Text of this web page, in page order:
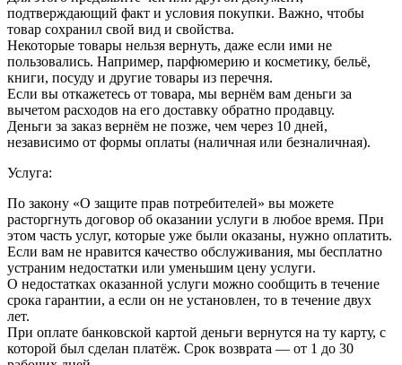
подтверждающий факт и условия покупки. Важно, чтобы
товар сохранил свой вид и свойства.
Некоторые товары нельзя вернуть, даже если ими не
пользовались. Например, парфюмерию и косметику, бельё,
книги, посуду и другие товары из перечня.
Если вы откажетесь от товара, мы вернём вам деньги за
вычетом расходов на его доставку обратно продавцу.
Деньги за заказ вернём не позже, чем через 10 дней,
независимо от формы оплаты (наличная или безналичная).
Услуга:
По закону «О защите прав потребителей» вы можете
расторгнуть договор об оказании услуги в любое время. При
этом часть услуг, которые уже были оказаны, нужно оплатить.
Если вам не нравится качество обслуживания, мы бесплатно
устраним недостатки или уменьшим цену услуги.
О недостатках оказанной услуги можно сообщить в течение
срока гарантии, а если он не установлен, то в течение двух
лет.
При оплате банковской картой деньги вернутся на ту карту, с
которой был сделан платёж. Срок возврата — от 1 до 30